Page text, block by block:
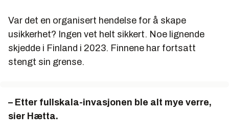
Var det en organisert hendelse for å skape
usikkerhet? Ingen vet helt sikkert. Noe lignende
skjedde i Finland i 2023. Finnene har fortsatt
stengt sin grense.
– Etter fullskala-invasjonen ble alt mye verre,
sier Hætta.